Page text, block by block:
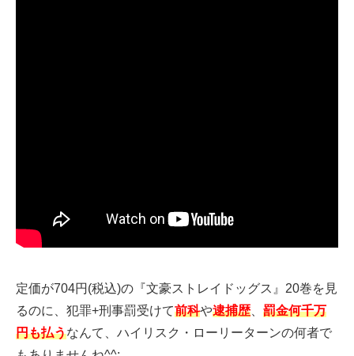
定価が704円(税込)の『文豪ストレイドッグス』20巻を見
るのに、犯罪+刑事罰受けて前科や逮捕歴、 罰金何千万
円も払うなんて、ハイリスク・ローリーターンの何者で